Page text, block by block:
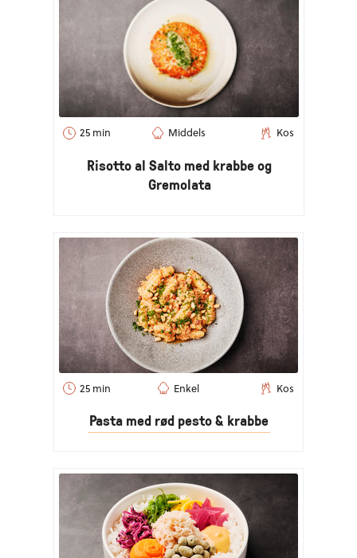
25 min Middels Kos
Risotto al Salto med krabbe og
Gremolata
25 min Enkel Kos
Pasta med rød pesto & krabbe